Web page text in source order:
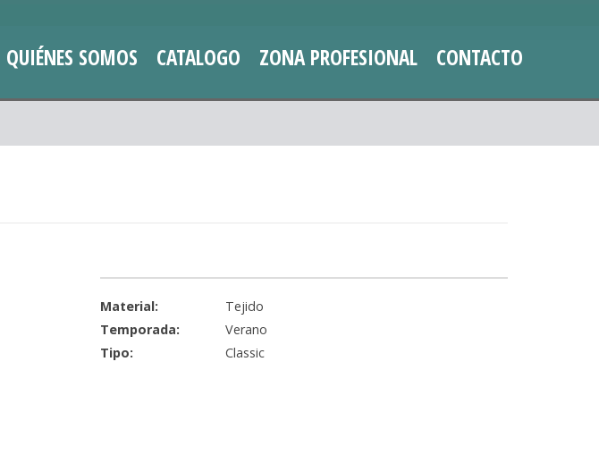
CONTACTO
ZONA PROFESIONAL
CATALOGO
QUIÉNES SOMOS
Material:
Tejido
Temporada:
Verano
Tipo:
Classic